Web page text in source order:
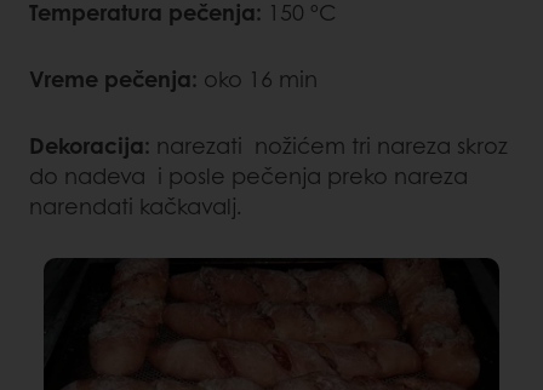
Temperatura pečenja: 150 ºC
Vreme pečenja: oko 16 min
Dekoracija: narezati nožićem tri nareza skroz
do nadeva i posle pečenja preko nareza
narendati kačkavalj.